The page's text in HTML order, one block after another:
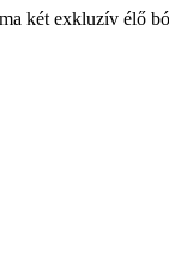
két exkluzív élő